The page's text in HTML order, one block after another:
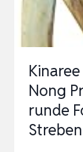
Nong
runde